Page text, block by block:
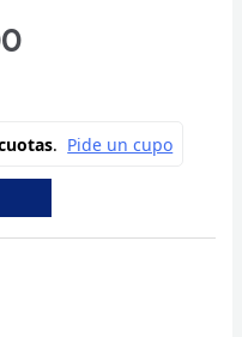
Current
is: